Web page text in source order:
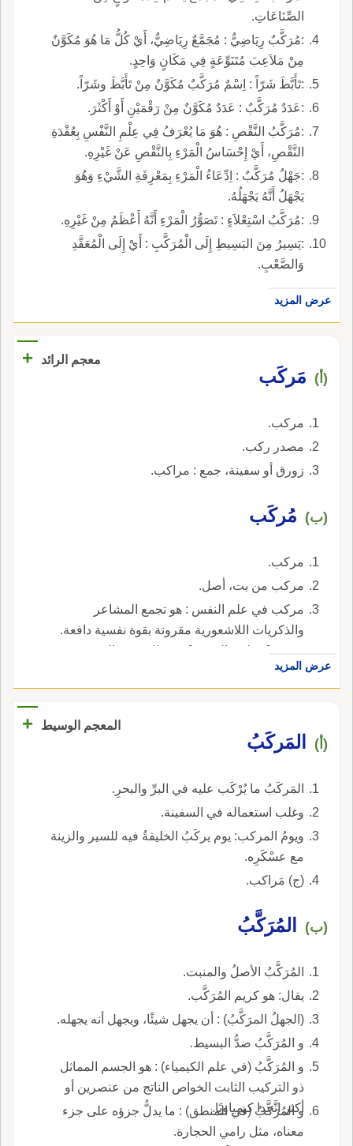
الصِّنَاعَاتِ.
:مُرَكَّبٌ رِيَاضِيٌّ : مُجَمَّعٌ رِيَاضِيٌّ، أَيْ كُلُّ مَا هُوَ مُكَوَّنٌ
مِنْ مَلاَعِبَ مُتَنَوِّعَةٍ فِي مَكَانٍ وَاحِدٍ.
:تَأَبَّطَ شَرّاً : اِسْمٌ مُرَكَّبٌ مُكَوَّنٌ مِنْ تَأَبَّطَ وشَرّاً.
:عَدَدٌ مُرَكَّبٌ : عَدَدٌ مُكَوَّنٌ مِنْ رَقْمَيْنِ أَوْ أَكْثَرَ.
:مُرَكَّبُ النَّقْصِ : هُوَ مَا يُعْرَفُ فِي عِلْمِ النَّفْسِ بِعُقْدَةِ
النَّقْصِ، أَيْ إِحْسَاسُ الْمَرْءِ بِالنَّقْصِ عَنْ غَيْرِهِ.
:جَهْلٌ مُرَكَّبٌ : اِدِّعَاءُ الْمَرْءِ بِمَعْرِفَةِ الشَّيْءِ وَهُوَ
يَجْهَلُ أَنَّهُ يَجْهَلُهُ.
:مُرَكَّبُ اسْتِعْلاَءٍ : تَصَوُّرُ الْمَرْءِ أَنَّهُ أَعْظَمُ مِنْ غَيْرِهِ.
:يَسِيرُ مِنَ البَسِيطِ إِلَى الْمُرَكَّبِ : أَيْ إِلَى الْمُعَقَّدِ
وَالصَّعْبِ.
عرض المزيد
معجم الرائد +
(أ) مَركَب
مركب.
مصدر ركب.
زورق أو سفينة، جمع : مراكب.
(ب) مُركَب
مركب.
مركب من بت، أصل.
مركب في علم النفس : هو تجمع المشاعر
والذكريات اللاشعورية مقرونة بقوة نفسية دافعة.
ومنه : [ مركب النقص ]، وهو الشعور بالنقص
النفساني.
عرض المزيد
المعجم الوسيط +
(أ) المَركَبُ
المَركَبُ ما يُرْكَب عليه في البرِّ والبحرِ.
وغلب استعماله في السفينة.
ويومُ المركب: يوم يركَبُ الخليفةُ فيه للسير والزينة
مع عسْكَرِه.
(ج) مَراكب.
(ب) المُرَكَّبُ
المُرَكَّبُ الأصلُ والمنبت.
يقال: هو كريم المُرَكَّب.
(الجهلُ المرَكَّبُ) : أن يجهل شيئًا، ويجهل أنه يجهله.
و المُرَكَّبُ ضدُّ البسيط.
و المُرَكَّبُ (في علم الكيمياء) : هو الجسم المماثل
ذو التركيب الثابت الخواص الناتج من عنصرين أو
أكثر اتَّحدا كيمياويًا.
و المُرَكَّبُ (في المنطق) : ما يدلُّ جزؤه على جزء
معناه، مثل رامي الحجارة.